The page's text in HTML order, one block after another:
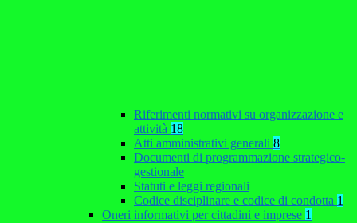
Riferimenti normativi su organizzazione e
attività 18
Atti amministrativi generali 8
Documenti di programmazione strategico-
gestionale
Statuti e leggi regionali
Codice disciplinare e codice di condotta 1
Oneri informativi per cittadini e imprese 1